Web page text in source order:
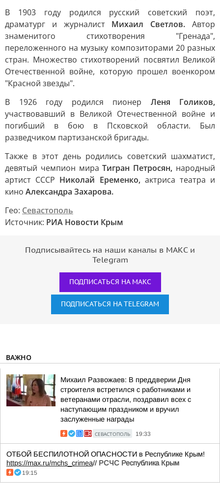
В 1903 году родился русский советский поэт,
драматург и журналист Михаил Светлов. Автор
знаменитого стихотворения "Гренада",
переложенного на музыку композиторами 20 разных
стран. Множество стихотворений посвятил Великой
Отечественной войне, которую прошел военкором
"Красной звезды".
В 1926 году родился пионер Леня Голиков,
участвовавший в Великой Отечественной войне и
погибший в бою в Псковской области. Был
разведчиком партизанской бригады.
Также в этот день родились советский шахматист,
девятый чемпион мираТигран Петросян, народный
артист СССР Николай Еременко, актриса театра и
кино Александра Захарова.
Гео: Севастополь
Источник: РИА Новости Крым
Подписывайтесь на наши каналы в МАКС и
Telegram
ПОДПИСАТЬСЯ НА МАКС
ПОДПИСАТЬСЯ НА TELEGRAM
ВАЖНО
Михаил Развожаев: В преддверии Дня
строителя встретился с работниками и
ветеранами отрасли, поздравил всех с
наступающим праздником и вручил
заслуженные награды
СЕВАСТОПОЛЬ 19:33
ОТБОЙ БЕСПИЛОТНОЙ ОПАСНОСТИ в Республике Крым!
https://max.ru/mchs_crimea// РСЧС Республика Крым
19:15